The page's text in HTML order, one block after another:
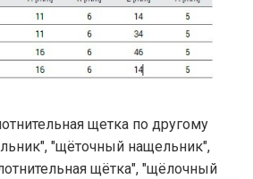
щетка по другому
"щёточный нащельник",
щётка", "щёлочный